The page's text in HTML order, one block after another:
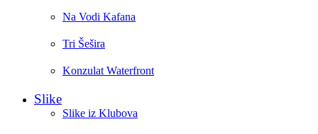
Na Vodi Kafana
Tri Šešira
Konzulat Waterfront
Slike
Slike iz Klubova